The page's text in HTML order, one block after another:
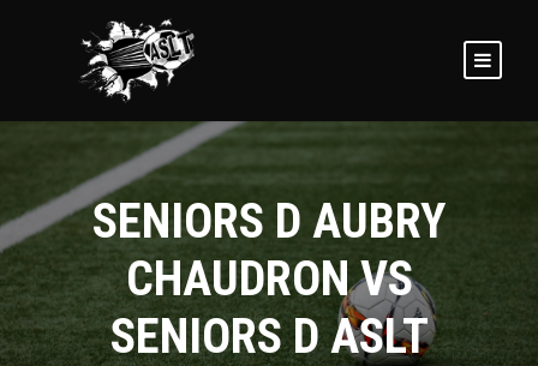
SENIORS D AUBRY
CHAUDRON VS
SENIORS D ASLT